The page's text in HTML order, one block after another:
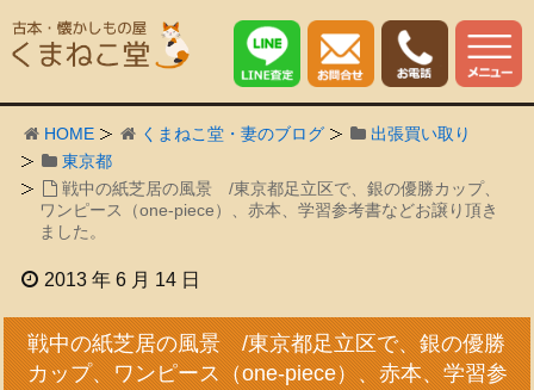
HOME くまねこ堂・妻のブログ
出張買い取り
東京都
戦中の紙芝居の風景 /東京都足立区で、銀の優勝カップ、
ワンピース（one-piece）、赤本、学習参考書などお譲り頂き
ました。
2013 年 6 月 14 日
戦中の紙芝居の風景 /東京都足立区で、銀の優勝
カップ、ワンピース（one-piece）、赤本、学習参